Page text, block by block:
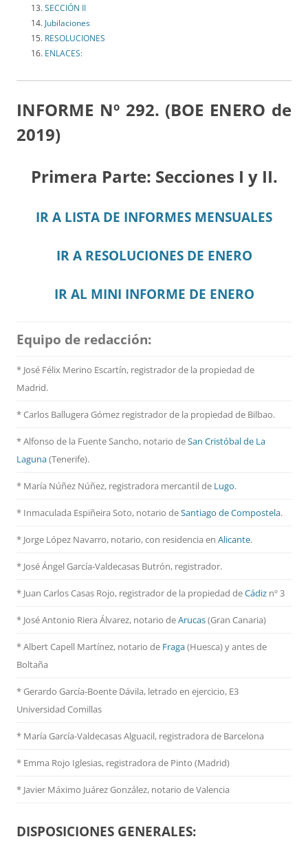
SECCIÓN II
Jubilaciones
RESOLUCIONES
ENLACES:
INFORME Nº 292. (BOE ENERO de
2019)
Primera Parte: Secciones I y II.
IR A LISTA DE INFORMES MENSUALES
IR A RESOLUCIONES DE ENERO
IR AL MINI INFORME DE ENERO
Equipo de redacción:
* José Félix Merino Escartín, registrador de la propiedad de
Madrid.
* Carlos Ballugera Gómez registrador de la propiedad de Bilbao.
* Alfonso de la Fuente Sancho, notario deSan Cristóbal de La
Laguna(Tenerife).
* María Núñez Núñez, registradora mercantil de Lugo.
* Inmaculada Espiñeira Soto, notario deSantiago de Compostela.
* Jorge López Navarro, notario, con residencia en Alicante.
* José Ángel García-Valdecasas Butrón, registrador.
* Juan Carlos Casas Rojo, registrador de la propiedad deCádiz nº 3
* José Antonio Riera Álvarez, notario deArucas(Gran Canaria)
* Albert Capell Martínez, notario de Fraga(Huesca) y antes de
Boltaña
* Gerardo García-Boente Dávila, letrado en ejercicio, E3
Universidad Comillas
* María García-Valdecasas Alguacil, registradora de Barcelona
* Emma Rojo Iglesias, registradora de Pinto (Madrid)
* Javier Máximo Juárez González, notario de Valencia
DISPOSICIONES GENERALES: